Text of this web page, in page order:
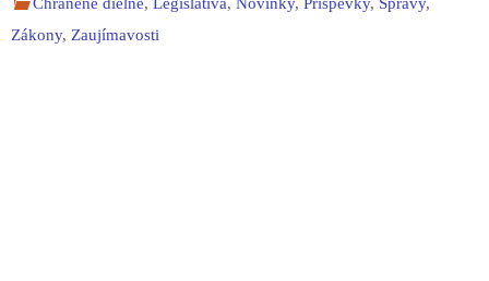
Zákony, Zaujímavosti